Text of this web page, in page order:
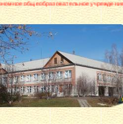
учреждение